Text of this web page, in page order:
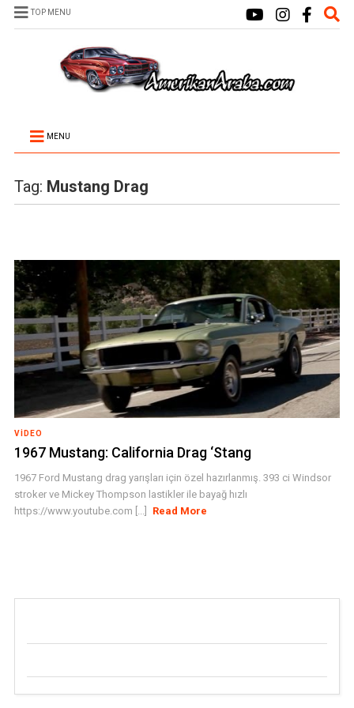
TOP MENU
MENU
Tag: Mustang Drag
VIDEO
1967 Mustang: California Drag ‘Stang
1967 Ford Mustang drag yarışları için özel hazırlanmış. 393 ci Windsor
stroker ve Mickey Thompson lastikler ile bayağ hızlı
https://www.youtube.com [...]
Read More